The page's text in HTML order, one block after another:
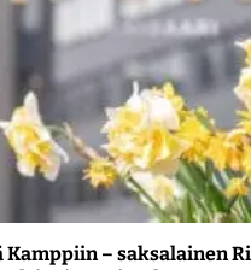
Kamppiin – saksalainen